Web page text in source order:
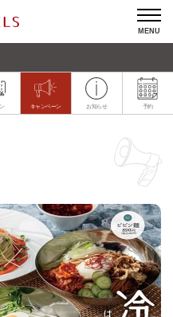
MENU
キャンペーン お知らせ 予約